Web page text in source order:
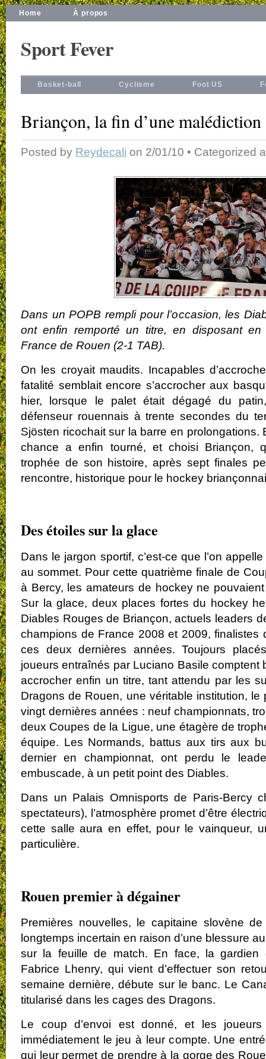
Home À propos
Sport Fever
Basket-ball Cyclisme Foot US
Briançon, la fin d’une malédiction
Posted by Reydecali on 2/01/10 • Categorized
Dans un POPB rempli pour l’occasion, les
ont enfin remporté un titre, en disposant
France de Rouen (2-1 TAB).
On les croyait maudits. Incapables
fatalité semblait encore s’accrocher aux
hier, lorsque le palet était dégagé du
défenseur rouennais à trente secondes du
Sjösten ricochait sur la barre en prolongations.
chance a enfin tourné, et choisi Briançon,
trophée de son histoire, après sept finales
rencontre, historique pour le hockey
Des étoiles sur la glace
Dans le jargon sportif, c’est-ce que l’on
au sommet. Pour cette quatrième finale de
à Bercy, les amateurs de hockey ne
Sur la glace, deux places fortes du hockey
Diables Rouges de Briançon, actuels leaders
champions de France 2008 et 2009, finalistes
ces deux dernières années. Toujours
joueurs entraînés par Luciano Basile comptent
accrocher enfin un titre, tant attendu par les
Dragons de Rouen, une véritable institution,
vingt dernières années : neuf championnats,
deux Coupes de la Ligue, une étagère de
équipe. Les Normands, battus aux tirs aux
dernier en championnat, ont perdu le
embuscade, à un petit point des Diables.
Dans un Palais Omnisports de Paris-Bercy
spectateurs), l’atmosphère promet d’être
cette salle aura en effet, pour le vainqueur,
particulière.
Rouen premier à dégainer
Premières nouvelles, le capitaine slovène
longtemps incertain en raison d’une blessure
sur la feuille de match. En face, la gardien
Fabrice Lhenry, qui vient d’effectuer son
semaine dernière, débute sur le banc. Le
titularisé dans les cages des Dragons.
Le coup d’envoi est donné, et les
immédiatement le jeu à leur compte. Une
qui leur permet de prendre à la gorge des